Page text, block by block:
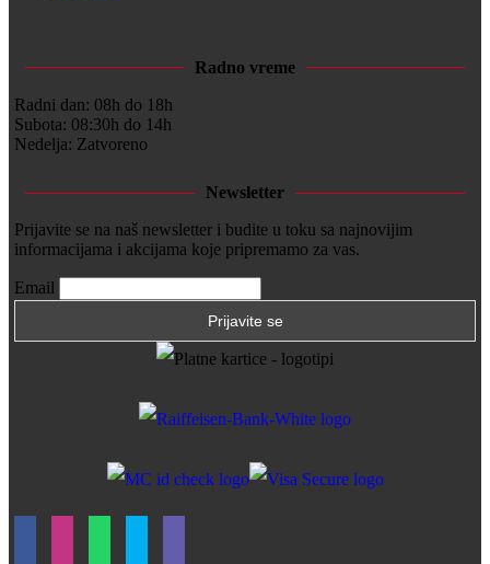
Radno vreme
Radni dan: 08h do 18h
Subota: 08:30h do 14h
Nedelja: Zatvoreno
Newsletter
Prijavite se na naš newsletter i budite u toku sa najnovijim
informacijama i akcijama koje pripremamo za vas.
Email